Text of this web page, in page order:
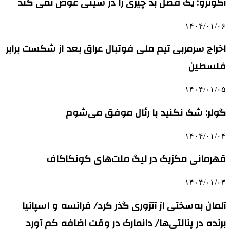
۱۴۰۴/۰۱/۰۶
اخراج سرمربی تیم ملی فوتبال عراق بعد از شکست برابر
فلسطین
۱۴۰۴/۰۱/۰۵
گولر: شک نکنید با رئال موفق می‌شوم
۱۴۰۴/۰۱/۰۴
قهرمانی مکزیک در لیگ ملت‌های کونکاکاف
۱۴۰۴/۰۱/۰۴
آلمان به‌سختی از آتزوری گذر کرد/ فرانسه و اسپانیا
برنده در پنالتی‌ها/ دانمارک در وقت‌ اضافه کم آورد